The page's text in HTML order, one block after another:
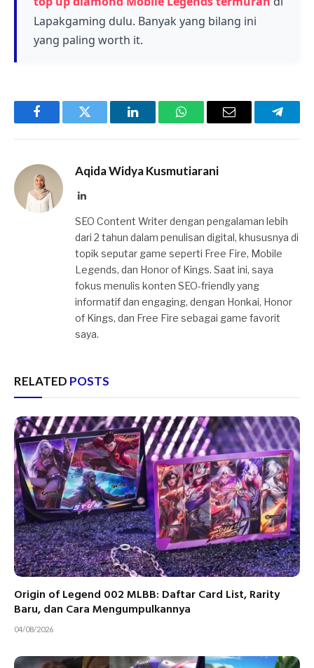
Lapakgaming dulu. Banyak yang bilang ini
yang paling worth it.
FacebookTwitter LinkedInWhatsAppEmail
Aqida Widya Kusmutiarani
LinkedIn
SEO Content Writer dengan pengalaman lebih
dari 2 tahun dalam penulisan digital, khususnya di
topik seputar game seperti Free Fire, Mobile
Legends, dan Honor of Kings. Saat ini, saya
fokus menulis konten SEO-friendly yang
informatif dan engaging, dengan Honkai, Honor
of Kings, dan Free Fire sebagai game favorit
saya.
RELATED POSTS
Origin of Legend 002 MLBB: Daftar Card List, Rarity
Baru, dan Cara Mengumpulkannya
04/08/2026